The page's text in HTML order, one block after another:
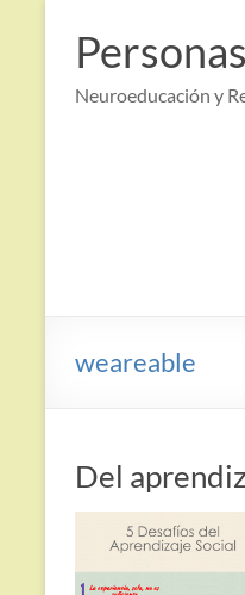
contenido
Neuroeducación y
weareable
Del